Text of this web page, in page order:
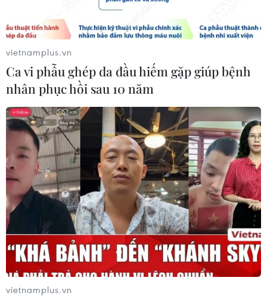
BSR phối trộn thành công dầu Diesel
sinh học B5 và B10
07/08/2026 05:02
Cà Mau quảng bá thương hiệu, kết
nối đầu tư, đưa ngành tôm phát triển
bền vững
07/08/2026 03:04
Giá vàng trong nước giảm nhẹ,
thương hiệu SJC lùi về ngưỡng 142,2
triệu đồng
07/08/2026 02:21
vietnamplus.vn
Ca vi phẫu ghép da đầu hiếm gặp giúp bệnh
nhân phục hồi sau 10 năm
vietnamplus.vn